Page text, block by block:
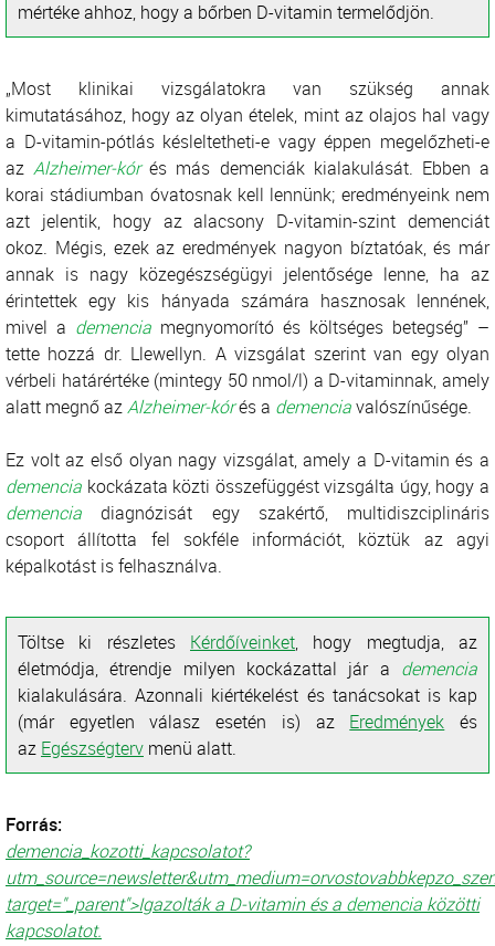
mértéke ahhoz, hogy a bőrben D-vitamin termelődjön.
„Most klinikai vizsgálatokra van szükség annak
kimutatásához, hogy az olyan ételek, mint az olajos hal vagy
a D-vitamin-pótlás késleltetheti-e vagy éppen megelőzheti-e
azAlzheimer-kórés más demenciák kialakulását. Ebben a
korai stádiumban óvatosnak kell lennünk; eredményeink nem
azt jelentik, hogy az alacsony D-vitamin-szint demenciát
okoz. Mégis, ezek az eredmények nagyon bíztatóak, és már
annak is nagy közegészségügyi jelentősége lenne, ha az
érintettek egy kis hányada számára hasznosak lennének,
mivel a demencia megnyomorító és költséges betegség” –
tette hozzá dr. Llewellyn. A vizsgálat szerint van egy olyan
vérbeli határértéke (mintegy 50 nmol/l) a D-vitaminnak, amely
alatt megnő azAlzheimer-kórés a demenciavalószínűsége.
Ez volt az első olyan nagy vizsgálat, amely a D-vitamin és a
demencia kockázata közti összefüggést vizsgálta úgy, hogy a
demencia diagnózisát egy szakértő, multidiszciplináris
csoport állította fel sokféle információt, köztük az agyi
képalkotást is felhasználva.
Töltse ki részletes Kérdőíveinket, hogy megtudja, az
életmódja, étrendje milyen kockázattal jár a demencia
kialakulására. Azonnali kiértékelést és tanácsokat is kap
(már egyetlen válasz esetén is) az Eredmények és
az Egészségterv menü alatt.
Forrás:
demencia_kozotti_kapcsolatot?
target="_parent">Igazolták a D-vitamin és a demencia közötti
kapcsolatot.